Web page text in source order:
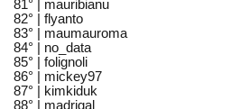
81° | mauribianu
82° | flyanto
83° | maumauroma
84° | no_data
85° | folignoli
86° | mickey97
87° |
kimkiduk
88° | madrigal